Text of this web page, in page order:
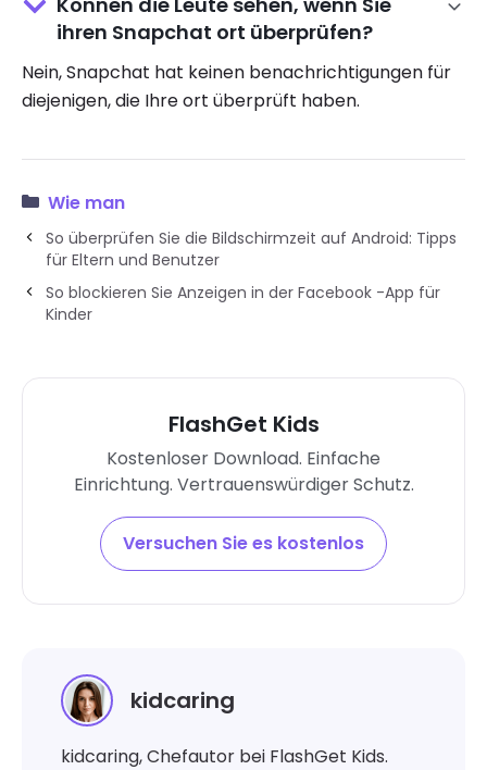
ihren Snapchat ort überprüfen?
Nein, Snapchat hat keinen benachrichtigungen für
diejenigen, die Ihre ort überprüft haben.
Wie man
So überprüfen Sie die Bildschirmzeit auf Android: Tipps
für Eltern und Benutzer
So blockieren Sie Anzeigen in der Facebook -App für
Kinder
FlashGet Kids
Kostenloser Download. Einfache
Einrichtung. Vertrauenswürdiger Schutz.
Versuchen Sie es kostenlos
kidcaring
kidcaring, Chefautor bei FlashGet Kids.